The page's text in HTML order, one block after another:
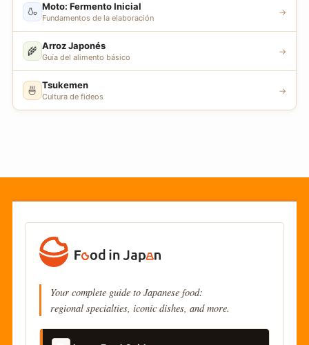
🍶 Moto: Fermento Inicial
Fundamentos de la elaboración
→
🌾 Arroz Japonés
Guía del alimento básico
→
🍜 Tsukemen
Cultura de fideos
→
Your complete guide to Japanese food:
regional specialties, iconic dishes, and more.